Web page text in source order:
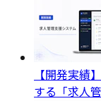
【開発実績
する「求人